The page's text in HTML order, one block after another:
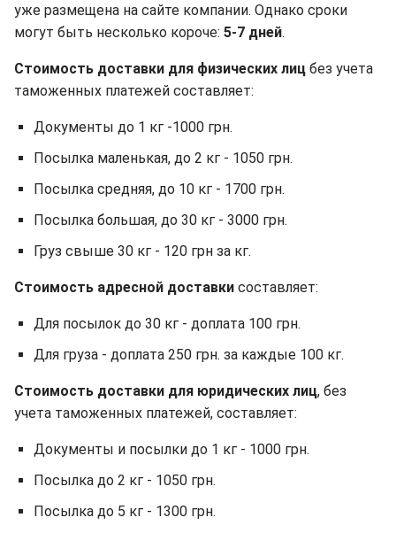
уже размещена на сайте компании. Однако сроки
могут быть несколько короче: 5-7 дней.
Стоимость доставки для физических лиц без учета
таможенных платежей составляет:
Документы до 1 кг -1000 грн.
Посылка маленькая, до 2 кг - 1050 грн.
Посылка средняя, до 10 кг - 1700 грн.
Посылка большая, до 30 кг - 3000 грн.
Груз свыше 30 кг - 120 грн за кг.
Стоимость адресной доставки составляет:
Для посылок до 30 кг - доплата 100 грн.
Для груза - доплата 250 грн. за каждые 100 кг.
Стоимость доставки для юридических лиц, без
учета таможенных платежей, составляет:
Документы и посылки до 1 кг - 1000 грн.
Посылка до 2 кг - 1050 грн.
Посылка до 5 кг - 1300 грн.